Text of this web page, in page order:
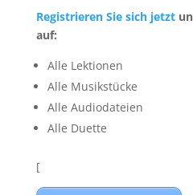
Registrieren Sie sich jetzt
auf:
Alle Lektionen
Alle Musikstücke
Alle Audiodateien
Alle Duette
[